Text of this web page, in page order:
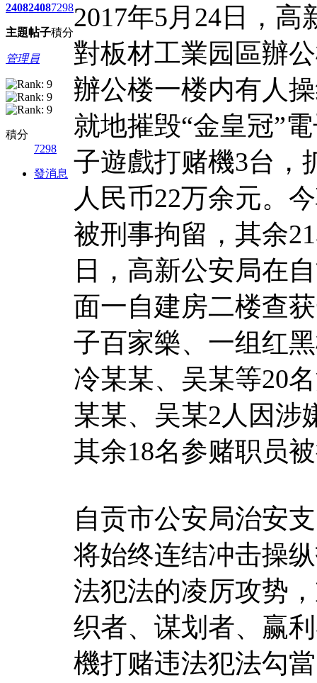
2408
主題
2408
帖子
7298
積分
管理員
積分
7298
發消息
2017年5月24日，
對板材工業园區辦
辦公楼一楼内有人
就地摧毁“金皇冠”
子遊戲打赌機3台，
人民币22万余元。
被刑事拘留，其余
日，高新公安局在
面一自建房二楼查
子百家樂、一组红
冷某某、吴某等20
某某、吴某2人因涉
其余18名参赌职员
自贡市公安局治安
将始终连结冲击操
法犯法的凌厉攻势
织者、谋划者、赢
機打赌违法犯法勾